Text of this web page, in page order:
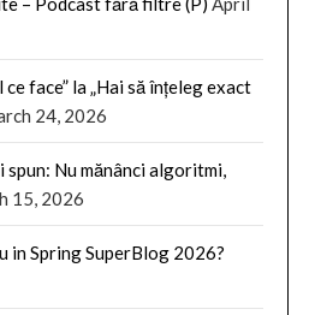
face” la „Hai să înțeleg exact
24, 2026
Nu mănânci algoritmi,
15, 2026
in Spring SuperBlog 2026?